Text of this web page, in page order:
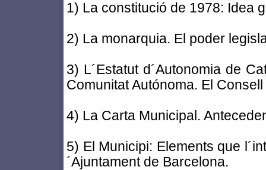
1) La constitució de 1978: Idea
2) La monarquia. El poder
3) L´Estatut d´Autonomia de
Comunitat Autónoma. El
4) La Carta Municipal.
5) El Municipi: Elements que
´Ajuntament de Barcelona.